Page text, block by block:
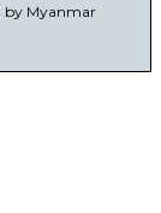
by Myanmar